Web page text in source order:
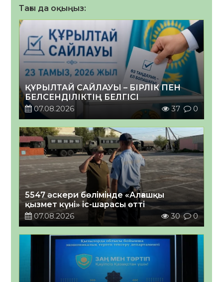
Тағы да оқыңыз:
ҚҰРЫЛТАЙ САЙЛАУЫ – БІРЛІК ПЕН
БЕЛСЕНДІЛІКТІҢ БЕЛГІСІ
07.08.2026
37 0
5547 әскери бөлімінде «Алғашқы
қызмет күні» іс-шарасы өтті
07.08.2026
30 0